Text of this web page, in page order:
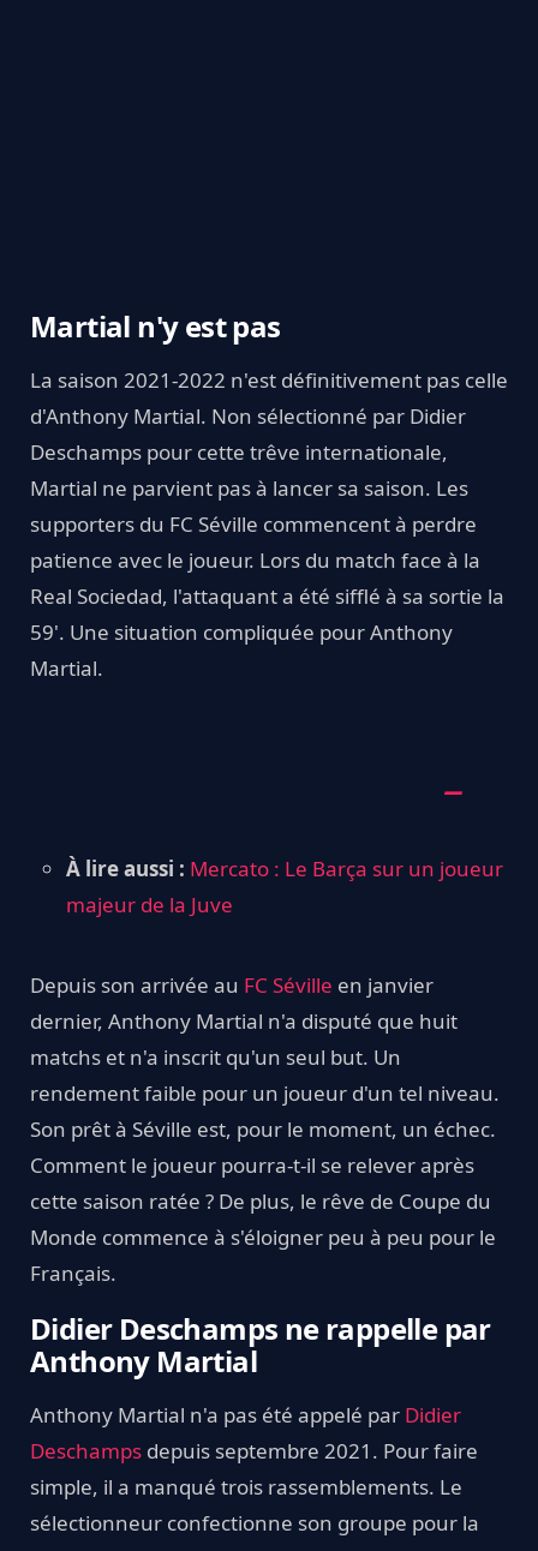
Martial n'y est pas
La saison 2021-2022 n'est définitivement pas celle
d'Anthony Martial. Non sélectionné par Didier
Deschamps pour cette trêve internationale,
Martial ne parvient pas à lancer sa saison. Les
supporters du FC Séville commencent à perdre
patience avec le joueur. Lors du match face à la
Real Sociedad, l'attaquant a été sifflé à sa sortie la
59'. Une situation compliquée pour Anthony
Martial.
À lire aussi : Mercato : Le Barça sur un joueur
majeur de la Juve
Depuis son arrivée au FC Séville en janvier
dernier, Anthony Martial n'a disputé que huit
matchs et n'a inscrit qu'un seul but. Un
rendement faible pour un joueur d'un tel niveau.
Son prêt à Séville est, pour le moment, un échec.
Comment le joueur pourra-t-il se relever après
cette saison ratée ? De plus, le rêve de Coupe du
Monde commence à s'éloigner peu à peu pour le
Français.
Didier Deschamps ne rappelle par
Anthony Martial
Anthony Martial n'a pas été appelé par Didier
Deschamps depuis septembre 2021. Pour faire
simple, il a manqué trois rassemblements. Le
sélectionneur confectionne son groupe pour la